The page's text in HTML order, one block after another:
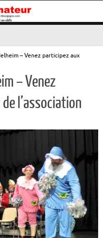
– Venez participez aux
– Venez
l’association